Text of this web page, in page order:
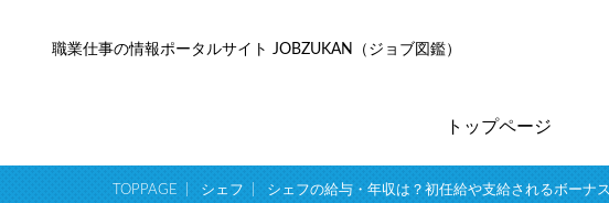
職業仕事の情報ポータルサイト JOBZUKAN（ジョブ図鑑）
トップページ
TOPPAGE シェフ シェフの給与・年収は？初任給や支給されるボーナ